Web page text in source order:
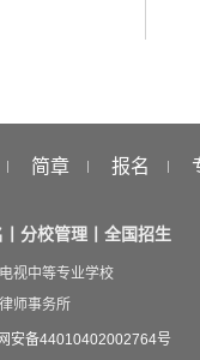
简章 报名
分校管理丨全国招生
视中等专业学校
师事务所
安备44010402002764号